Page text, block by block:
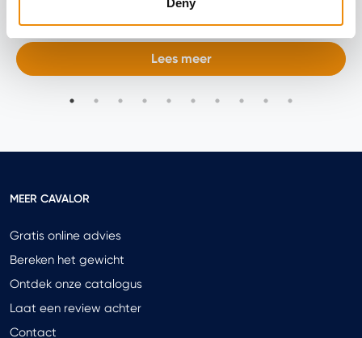
Geschreven door Caroline Loos
Lees meer
MEER CAVALOR
Gratis online advies
Bereken het gewicht
Ontdek onze catalogus
Laat een review achter
Contact